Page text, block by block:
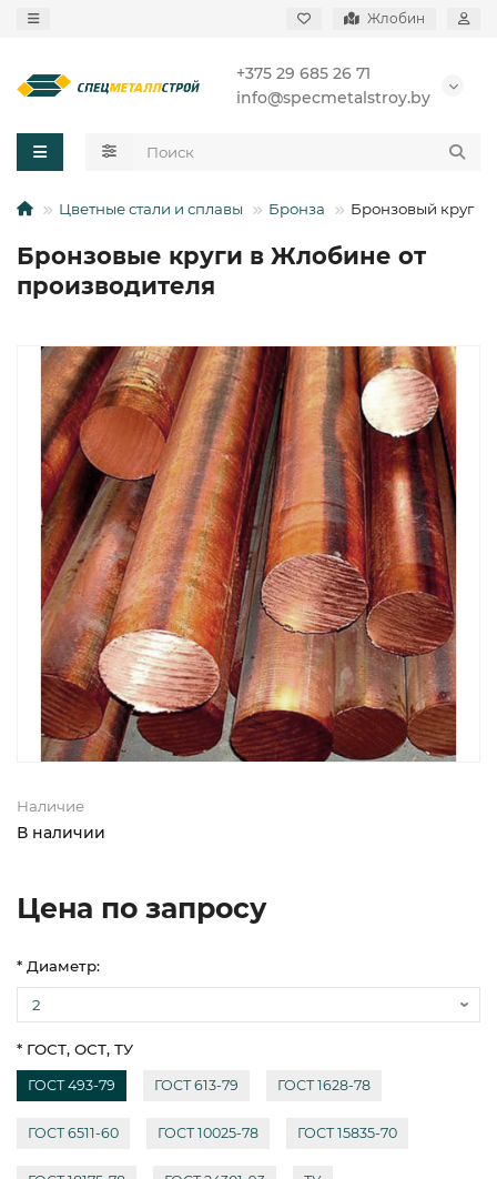
Жлобин
+375 29 685 26 71
info@specmetalstroy.by
Цветные стали и сплавы Бронза Бронзовый круг
Бронзовые круги в Жлобине от
производителя
Наличие
В наличии
Цена по запросу
* Диаметр:
* ГОСТ, ОСТ, ТУ
ГОСТ 493-79 ГОСТ 613-79 ГОСТ 1628-78
ГОСТ 6511-60 ГОСТ 10025-78 ГОСТ 15835-70